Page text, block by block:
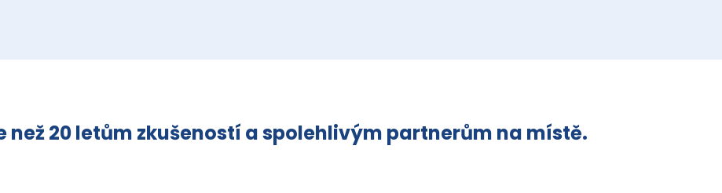
než 20 letům zkušeností a spolehlivým partnerům na místě.